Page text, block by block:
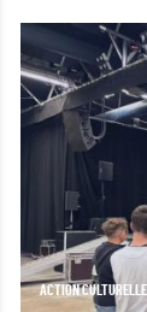
ACTION CULTURELLE